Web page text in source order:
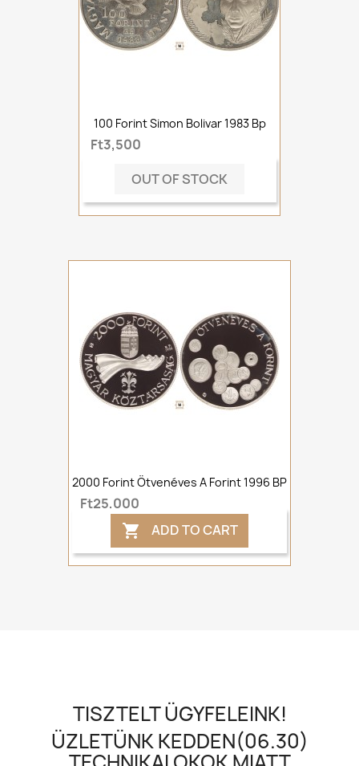
100 Forint Simon Bolivar 1983 Bp
Ft3,500
OUT OF STOCK
2000 Forint Ötvenéves A Forint 1996 BP
Ft25,000
 ADD TO CART
TISZTELT ÜGYFELEINK!
ÜZLETÜNK KEDDEN(06.30)